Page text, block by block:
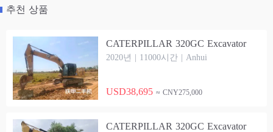
추천 상품
CATERPILLAR 320GC Excavator
2020년 | 11000시간 | Anhui
USD38,695 ≈ CNY275,000
CATERPILLAR 320GC Excavator